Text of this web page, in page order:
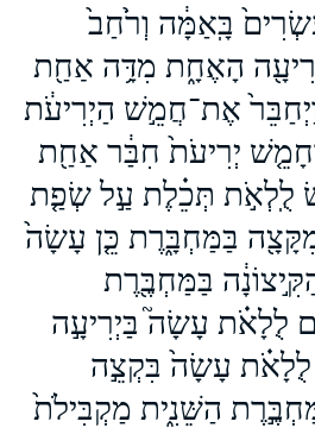
בָּֽאַמָּ֔ה וְרֹ֙חַב֙
הָאֶחָ֑ת מִדָּ֥ה אַחַ֖ת
אֶת־חֲמֵ֣שׁ הַיְרִיעֹ֔ת
יְרִיעֹת֙ חִבַּ֔ר אַחַ֖ת
לֻֽלְאֹ֣ת תְּכֵ֗לֶת עַ֣ל שְׂפַ֤ת
בַּמַּחְבָּ֑רֶת כֵּ֤ן עָשָׂה֙
בַּמַּחְבֶּ֖רֶת
לֻלָאֹ֗ת עָשָׂה֮ בַּיְרִיעָ֣ה
עָשָׂה֙ בִּקְצֵ֣ה
הַשֵּׁנִ֑ית מַקְבִּילֹת֙